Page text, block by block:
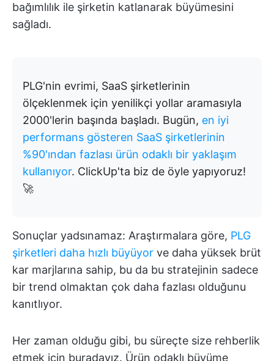
bağımlılık ile şirketin katlanarak büyümesini
sağladı.
PLG'nin evrimi, SaaS şirketlerinin
ölçeklenmek için yenilikçi yollar aramasıyla
2000'lerin başında başladı. Bugün, en iyi
performans gösteren SaaS şirketlerinin
%90'ından fazlası ürün odaklı bir yaklaşım
kullanıyor. ClickUp'ta biz de öyle yapıyoruz!
🚀
Sonuçlar yadsınamaz: Araştırmalara göre, PLG
şirketleri daha hızlı büyüyor ve daha yüksek brüt
kar marjlarına sahip, bu da bu stratejinin sadece
bir trend olmaktan çok daha fazlası olduğunu
kanıtlıyor.
Her zaman olduğu gibi, bu süreçte size rehberlik
etmek için buradayız. Ürün odaklı büyüme